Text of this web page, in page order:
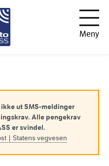
Meny
ut SMS-meldinger
Alle pengekrav
er svindel.
| Statens vegvesen